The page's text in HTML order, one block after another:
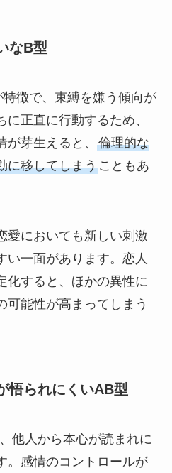
なB型
徴で、束縛を嫌う傾向が
正直に行動するため、
芽生えると、 倫理的な
に移してしまうこともあ
愛においても新しい刺激
い一面があります。恋人
化すると、ほかの異性に
可能性が高まってしまう
悟られにくいAB型
他人から本心が読まれに
。感情のコントロールが